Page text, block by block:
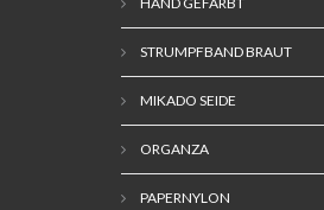
STRUMPFBAND BRAUT
MIKADO SEIDE
ORGANZA
PAPERNYLON